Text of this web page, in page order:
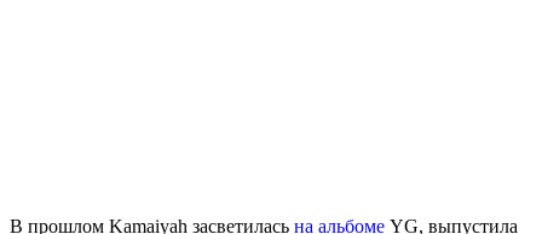
В прошлом Kamaiyah засветилась на альбоме YG, выпустила